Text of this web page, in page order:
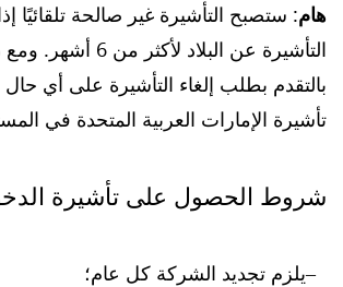
هام: ستصبح التأشيرة غير صالحة تلقائيًا
التأشيرة عن البلاد
بالتقدم بطلب إلغاء التأشيرة على أي
تأشيرة الإمارات العربية المتحدة في
شروط الحصول على تأشيرة
يلزم تجديد الشركة كل عام؛